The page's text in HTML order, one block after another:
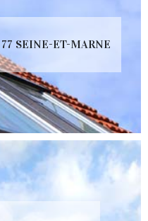
SEINE-ET-MARNE